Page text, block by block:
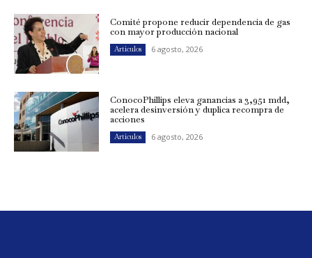
Comité propone reducir dependencia de gas
con mayor producción nacional
Artículos 6 agosto, 2026
ConocoPhillips eleva ganancias a 3,951 mdd,
acelera desinversión y duplica recompra de
acciones
Artículos 6 agosto, 2026